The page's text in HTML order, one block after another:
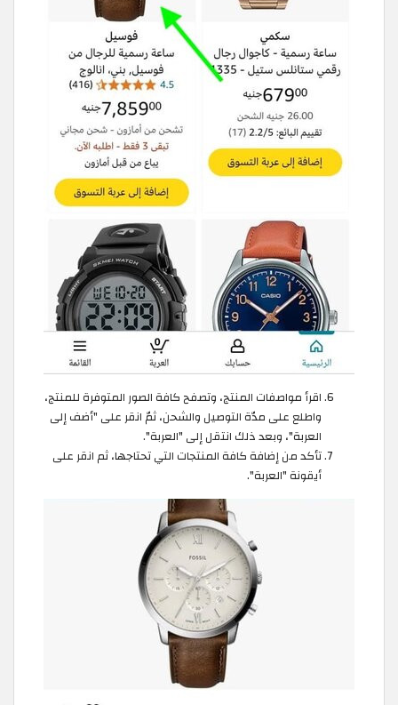
اقرأ مواصفات المنتج، وتصفح كافة الصور المتوفرة للمنتج،
واطلع على مدّة التوصيل والشحن، ثمّ انقر على "أضف إلى
العربة"، وبعد ذلك انتقل إلى "العربة".
تأكد من إضافة كافة المنتجات التي تحتاجها، ثم انقر على
أيقونة "العربة".